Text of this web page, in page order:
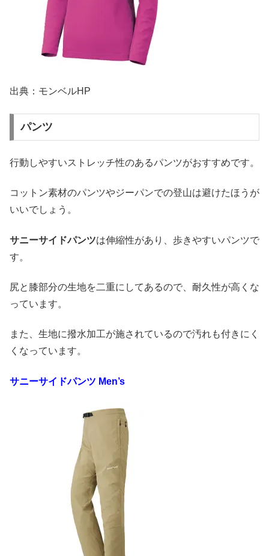
出典：モンベルHP
パンツ
行動しやすいストレッチ性のあるパンツがおすすめです。
コットン素材のパンツやジーパンでの登山は避けたほうが
いいでしょう。
サニーサイドパンツは伸縮性があり、歩きやすいパンツで
す。
尻と膝部分の生地を二重にしてあるので、耐久性が高くな
っています。
また、生地に撥水加工が施されているので汚れも付きにく
くなっています。
サニーサイドパンツ Men’s